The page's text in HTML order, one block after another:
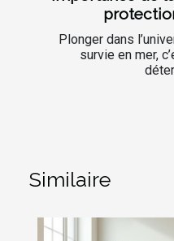
Plonger dans
survie en mer,
Similaire